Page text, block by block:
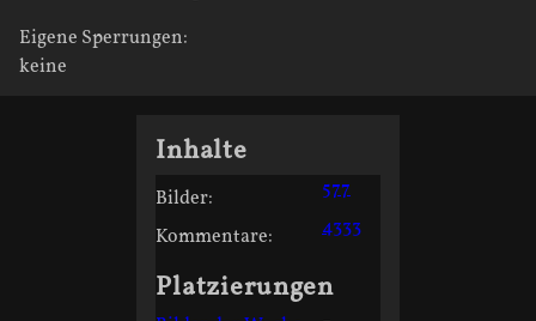
Eigene Sperrungen:
keine
Inhalte
Bilder:
577
Kommentare:
4333
Platzierungen